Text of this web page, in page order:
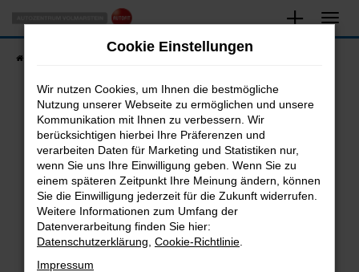
Zum
Hauptinhalt
springen
Fahrzeugsuche
Fehler: Network Error
Beim Laden ist ein Fehler aufgetreten.
Hier sind ein paar Tipps, die dir helfen können:
Überprüfe deine Firewall und deine
Internetverbindung.
Laden andere Webseiten, zum Beispiel deine
Suchmaschine?
Cookie Einstellungen
Wir nutzen Cookies, um Ihnen die bestmögliche
Nutzung unserer Webseite zu ermöglichen und unsere
Kommunikation mit Ihnen zu verbessern. Wir
berücksichtigen hierbei Ihre Präferenzen und
verarbeiten Daten für Marketing und Statistiken nur,
wenn Sie uns Ihre Einwilligung geben. Wenn Sie zu
einem späteren Zeitpunkt Ihre Meinung ändern, können
Sie die Einwilligung jederzeit für die Zukunft widerrufen.
Weitere Informationen zum Umfang der
Datenverarbeitung finden Sie hier:
Datenschutzerklärung Cookie-Richtlinie
Impressum